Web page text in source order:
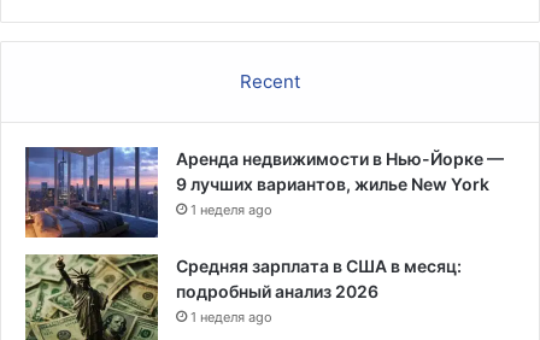
Recent
Аренда недвижимости в Нью-Йорке —
9 лучших вариантов, жилье New York
1 неделя ago
Средняя зарплата в США в месяц:
подробный анализ 2026
1 неделя ago